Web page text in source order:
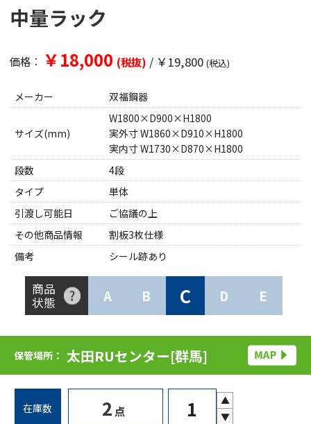
中量ラック
価格： ￥18,000 (税抜) / ￥19,800 (税込)
メーカー 双福鋼器
サイズ(mm)
W1800×D900×H1800
実外寸 W1860×D910×H1800
実内寸 W1730×D870×H1800
段数
4段
タイプ
単体
引渡し可能日
ご協議の上
その他商品情報
割板3枚仕様
備考
シール跡あり
商品
状態
A B C D E
保管場所： 太田RUセンター[群馬]
在庫数 2 点
▲
▼